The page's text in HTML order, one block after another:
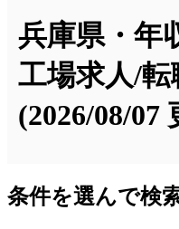
兵庫県・年
工場求人/
(2026/08/07
条件を選んで検